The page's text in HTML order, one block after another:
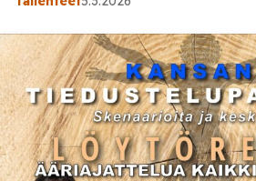
Tallenteet
Tallenne:
3.4.2026